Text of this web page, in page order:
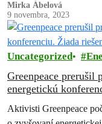
Mirka Ábelová
9 novembra, 2023
Uncategorized
Greenpeace prerušil
energetickú
Aktivisti Greenpeace